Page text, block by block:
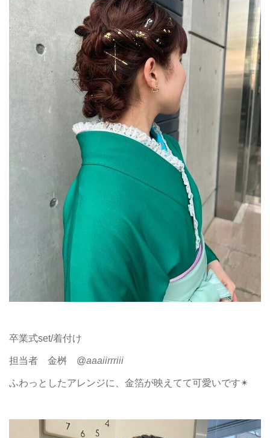
卒業式set/着付け
担当者 金桝 @aaaiirrriii
ふわっとしたアレンジに、金箔が映えてて可愛いです✴︎